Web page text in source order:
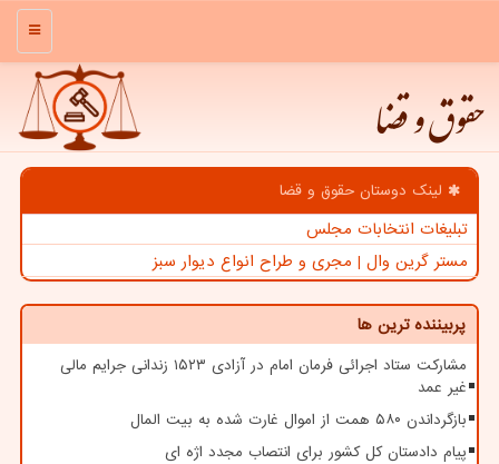
منو
حقوق و قضا
لینک دوستان حقوق و قضا
تبلیغات انتخابات مجلس
مستر گرین وال | مجری و طراح انواع دیوار سبز
پربیننده ترین ها
مشارکت ستاد اجرائی فرمان امام در آزادی ۱۵۲۳ زندانی جرایم مالی
غیر عمد
بازگرداندن ۵۸۰ همت از اموال غارت شده به بیت المال
پیام دادستان کل کشور برای انتصاب مجدد اژه ای